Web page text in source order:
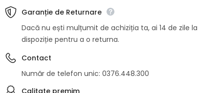
Garanție de Returnare
Dacă nu ești mulțumit de achiziția ta, ai 14 de zile la
dispoziție pentru a o returna.
Contact
Număr de telefon unic: 0376.448.300
Calitate premim